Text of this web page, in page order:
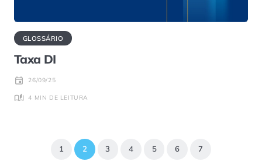
GLOSSÁRIO
Taxa DI
26/09/25
4 MIN DE LEITURA
1 2 3 4 5 6 7